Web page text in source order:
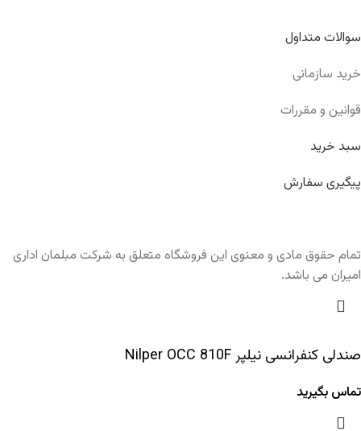
سوالات متداول
خرید سازمانی
قوانین و مقررات
سبد خرید
پیگیری سفارش
تمام حقوق مادی و معنوی این فروشگاه متعلق به شرکت مبلمان اداری
امیران می باشد.
صندلی کنفرانسی نیلپر Nilper OCC 810F
تماس بگیرید